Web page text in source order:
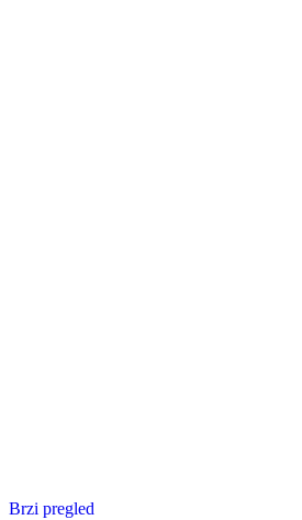
Brzi pregled